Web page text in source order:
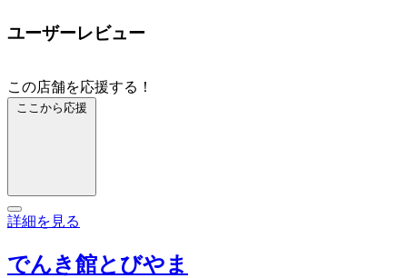
ユーザーレビュー
この店舗を応援する！
ここから応援
詳細を見る
でんき館とびやま